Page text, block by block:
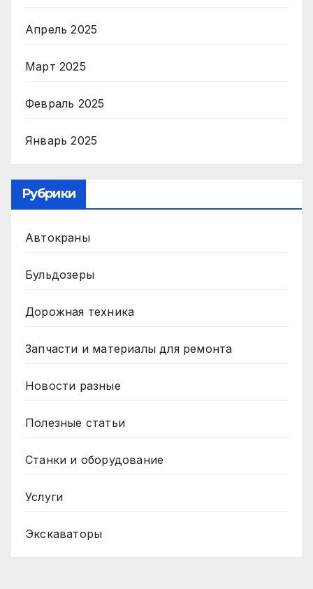
Апрель 2025
Март 2025
Февраль 2025
Январь 2025
Рубрики
Автокраны
Бульдозеры
Дорожная техника
Запчасти и материалы для ремонта
Новости разные
Полезные статьи
Станки и оборудование
Услуги
Экскаваторы